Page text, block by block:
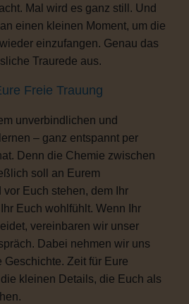
Mal wird es ganz still. Und
einen kleinen Moment, um die
einzufangen. Genau das
Traurede aus.
Freie Trauung
unverbindlichen und
– ganz entspannt per
Denn die Chemie zwischen
soll an Eurem
vor Euch stehen, dem Ihr
Euch wohlfühlt. Wenn Ihr
vereinbaren wir unser
Dabei nehmen wir uns
Geschichte. Zeit für Eure
kleinen Details, die Euch als